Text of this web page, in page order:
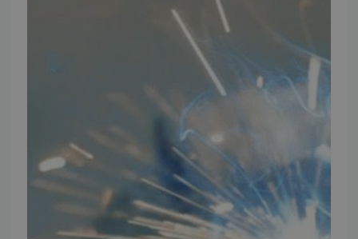
Elmevej 18, Glyngøre 7870 Roslev
Ved henvendelse ang. dit køretøj, reparation og service
mm. skal du oplyse dit stelnummer eller registreringsnummer.
INFORMATION
TMP
Ansøg om at blive forhandler